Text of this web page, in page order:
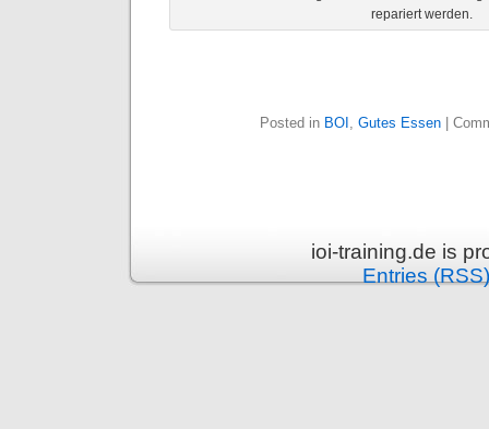
repariert werden.
Posted in BOI , Gutes Essen
ioi-training.de is
Entries (RSS)